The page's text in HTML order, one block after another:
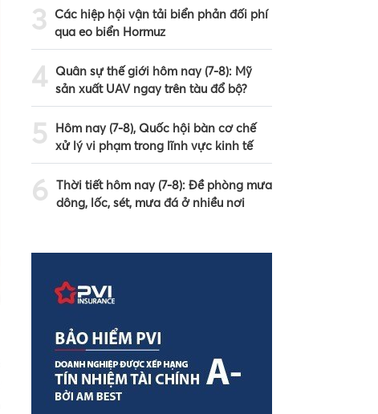
3 Các hiệp hội vận tải biển phản đối phí
qua eo biển Hormuz
4 Quân sự thế giới hôm nay (7-8): Mỹ
sản xuất UAV ngay trên tàu đổ bộ?
5
Hôm nay (7-8), Quốc hội bàn cơ chế
xử lý vi phạm trong lĩnh vực kinh tế
6 Thời tiết hôm nay (7-8): Đề phòng mưa
dông, lốc, sét, mưa đá ở nhiều nơi